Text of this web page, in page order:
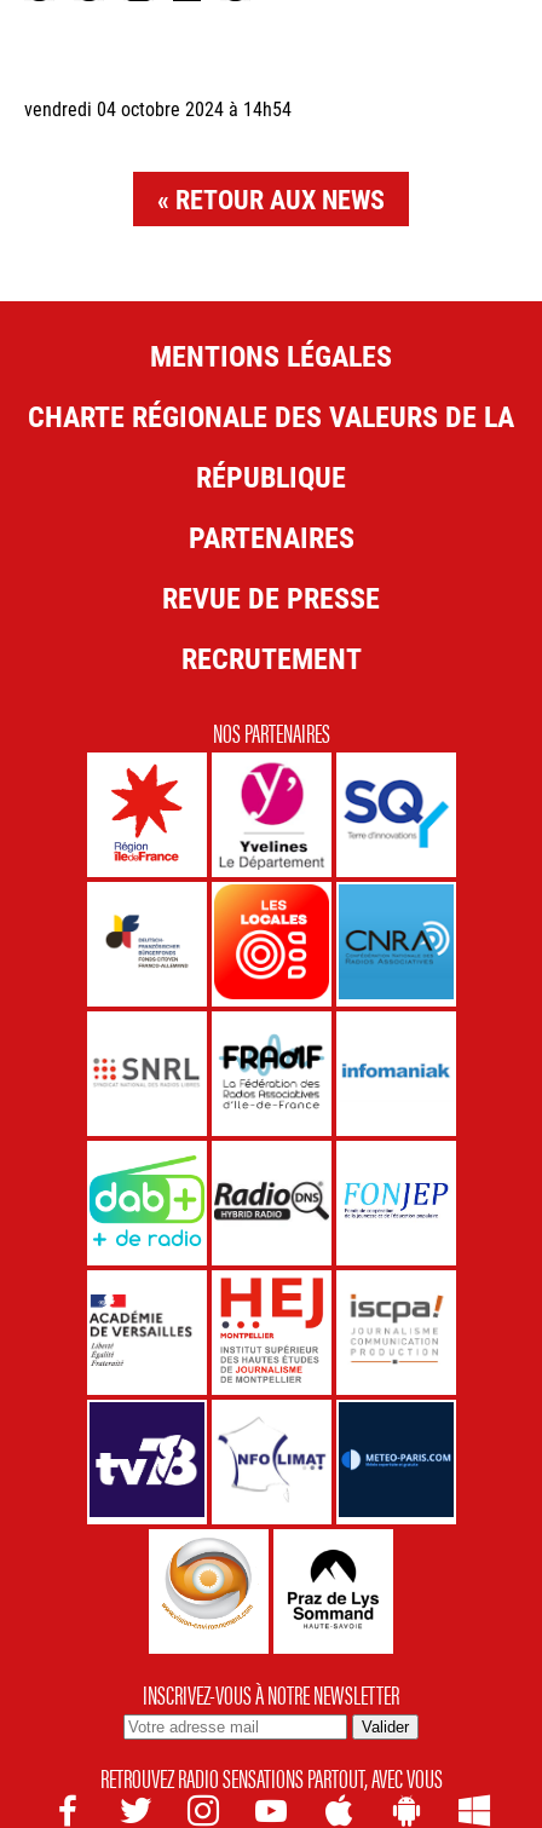
vendredi 04 octobre 2024 à 14h54
RETOUR AUX NEWS
MENTIONS LÉGALES
CHARTE RÉGIONALE DES VALEURS DE LA
RÉPUBLIQUE
PARTENAIRES
REVUE DE PRESSE
RECRUTEMENT
NOS PARTENAIRES
INSCRIVEZ-VOUS À NOTRE NEWSLETTER
RETROUVEZ RADIO SENSATIONS PARTOUT, AVEC VOUS
      